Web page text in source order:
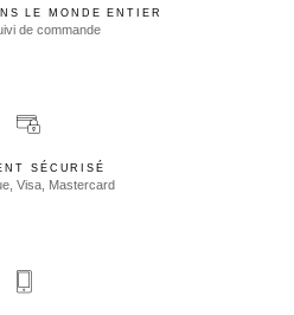
LE MONDE ENTIER
de commande
SÉCURISÉ
Visa, Mastercard